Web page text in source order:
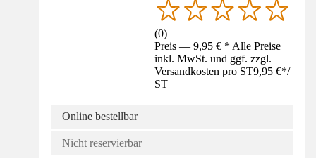
(0)
Preis — 9,95 € * Alle Preise
inkl. MwSt. und ggf. zzgl.
Versandkosten pro ST9,95 €*/
ST
Online bestellbar
Nicht reservierbar